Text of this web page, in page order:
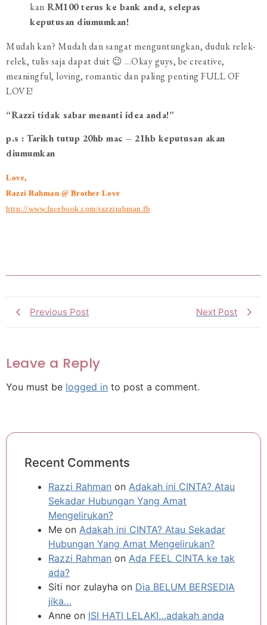
kan RM100 terus ke bank anda, selepas
keputusan diumumkan!
Mudah kan? Mudah dan sangat menguntungkan, duduk relek-
relek, tulis saja dapat duit 😉 …Okay guys, be creative,
meaningful, loving, romantic dan paling penting FULL OF
LOVE!
“Razzi tidak sabar menanti idea anda!”
p.s : Tarikh tutup 20hb mac – 21hb keputusan akan
diumumkan
Love,
Razzi Rahman @ Brother Love
http://www.facebook.com/razzirahman.fb
Previous Post Next Post
Leave a Reply
You must be logged in to post a comment.
Recent Comments
Razzi Rahman on Adakah ini CINTA? Atau
Sekadar Hubungan Yang Amat
Mengelirukan?
Me on Adakah ini CINTA? Atau Sekadar
Hubungan Yang Amat Mengelirukan?
Razzi Rahman on Ada FEEL CINTA ke tak
ada?
Siti nor zulayha on Dia BELUM BERSEDIA
jika…
Anne on ISI HATI LELAKI…adakah anda